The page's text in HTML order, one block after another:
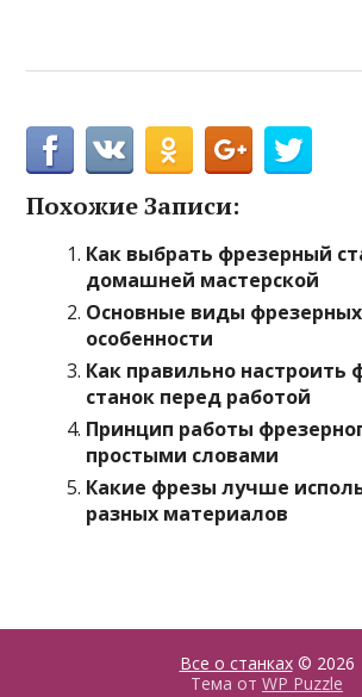
Похожие Записи:
Как выбрать фрезерный
домашней мастерской
Основные виды фрезерных
особенности
Как правильно настроить
станок перед работой
Принцип работы
простыми словами
Какие фрезы лучше
разных материалов
Все о станках© 2026
Тема от WP Puzzle